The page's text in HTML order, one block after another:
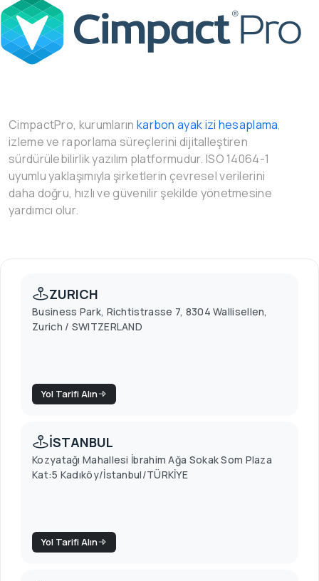
CimpactPro, kurumların karbon ayak izi hesaplama,
izleme ve raporlama süreçlerini dijitalleştiren
sürdürülebilirlik yazılım platformudur. ISO 14064-1
uyumlu yaklaşımıyla şirketlerin çevresel verilerini
daha doğru, hızlı ve güvenilir şekilde yönetmesine
yardımcı olur.
ZURICH
Business Park, Richtistrasse 7, 8304 Wallisellen,
Zurich / SWITZERLAND
Yol Tarifi Alın
İSTANBUL
Kozyatağı Mahallesi İbrahim Ağa Sokak Som Plaza
Kat:5 Kadıköy/İstanbul/TÜRKİYE
Yol Tarifi Alın